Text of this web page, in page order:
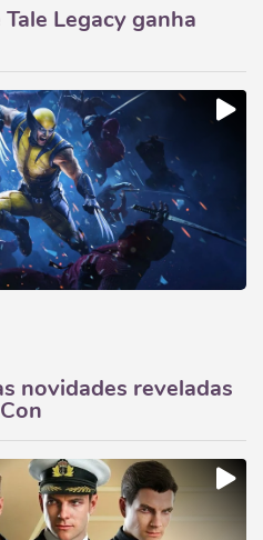
Legacy ganha
novidades reveladas